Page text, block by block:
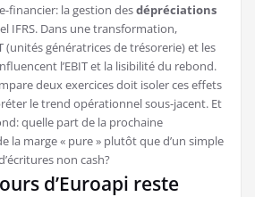
financier: la gestion desdépréciations
IFRS. Dans une transformation,
(unités génératrices de trésorerie) et les
l’EBIT et la lisibilité du rebond.
deux exercices doit isoler ces effets
le trend opérationnel sous-jacent. Et
quelle part de la prochaine
la marge « pure » plutôt que d’un simple
non cash?
d’Euroapi reste